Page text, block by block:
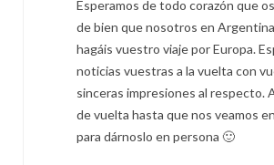
Esperamos de todo corazón que
de bien que nosotros en
hagáis vuestro viaje por Europa.
noticias vuestras a la vuelta con
sinceras impresiones al respecto.
de vuelta hasta que nos veamos
para dárnoslo en persona 🙂